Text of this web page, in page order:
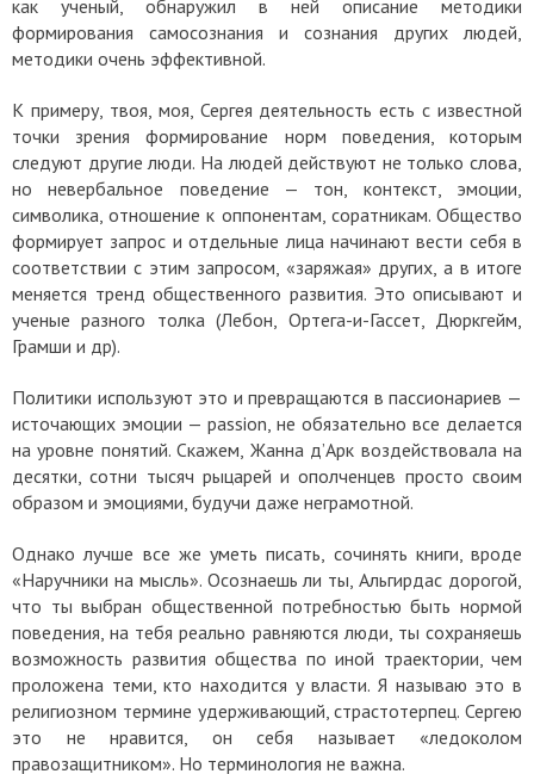
как ученый, обнаружил в ней описание методики
формирования самосознания и сознания других людей,
методики очень эффективной.
К примеру, твоя, моя, Сергея деятельность есть с известной
точки зрения формирование норм поведения, которым
следуют другие люди. На людей действуют не только слова,
но невербальное поведение — тон, контекст, эмоции,
символика, отношение к оппонентам, соратникам. Общество
формирует запрос и отдельные лица начинают вести себя в
соответствии с этим запросом, «заряжая» других, а в итоге
меняется тренд общественного развития. Это описывают и
ученые разного толка (Лебон, Ортега-и-Гассет, Дюркгейм,
Грамши и др).
Политики используют это и превращаются в пассионариев —
источающих эмоции — passion, не обязательно все делается
на уровне понятий. Скажем, Жанна д’Арк воздействовала на
десятки, сотни тысяч рыцарей и ополченцев просто своим
образом и эмоциями, будучи даже неграмотной.
Однако лучше все же уметь писать, сочинять книги, вроде
«Наручники на мысль». Осознаешь ли ты, Альгирдас дорогой,
что ты выбран общественной потребностью быть нормой
поведения, на тебя реально равняются люди, ты сохраняешь
возможность развития общества по иной траектории, чем
проложена теми, кто находится у власти. Я называю это в
религиозном термине удерживающий, страстотерпец. Сергею
это не нравится, он себя называет «ледоколом
правозащитником». Но терминология не важна.